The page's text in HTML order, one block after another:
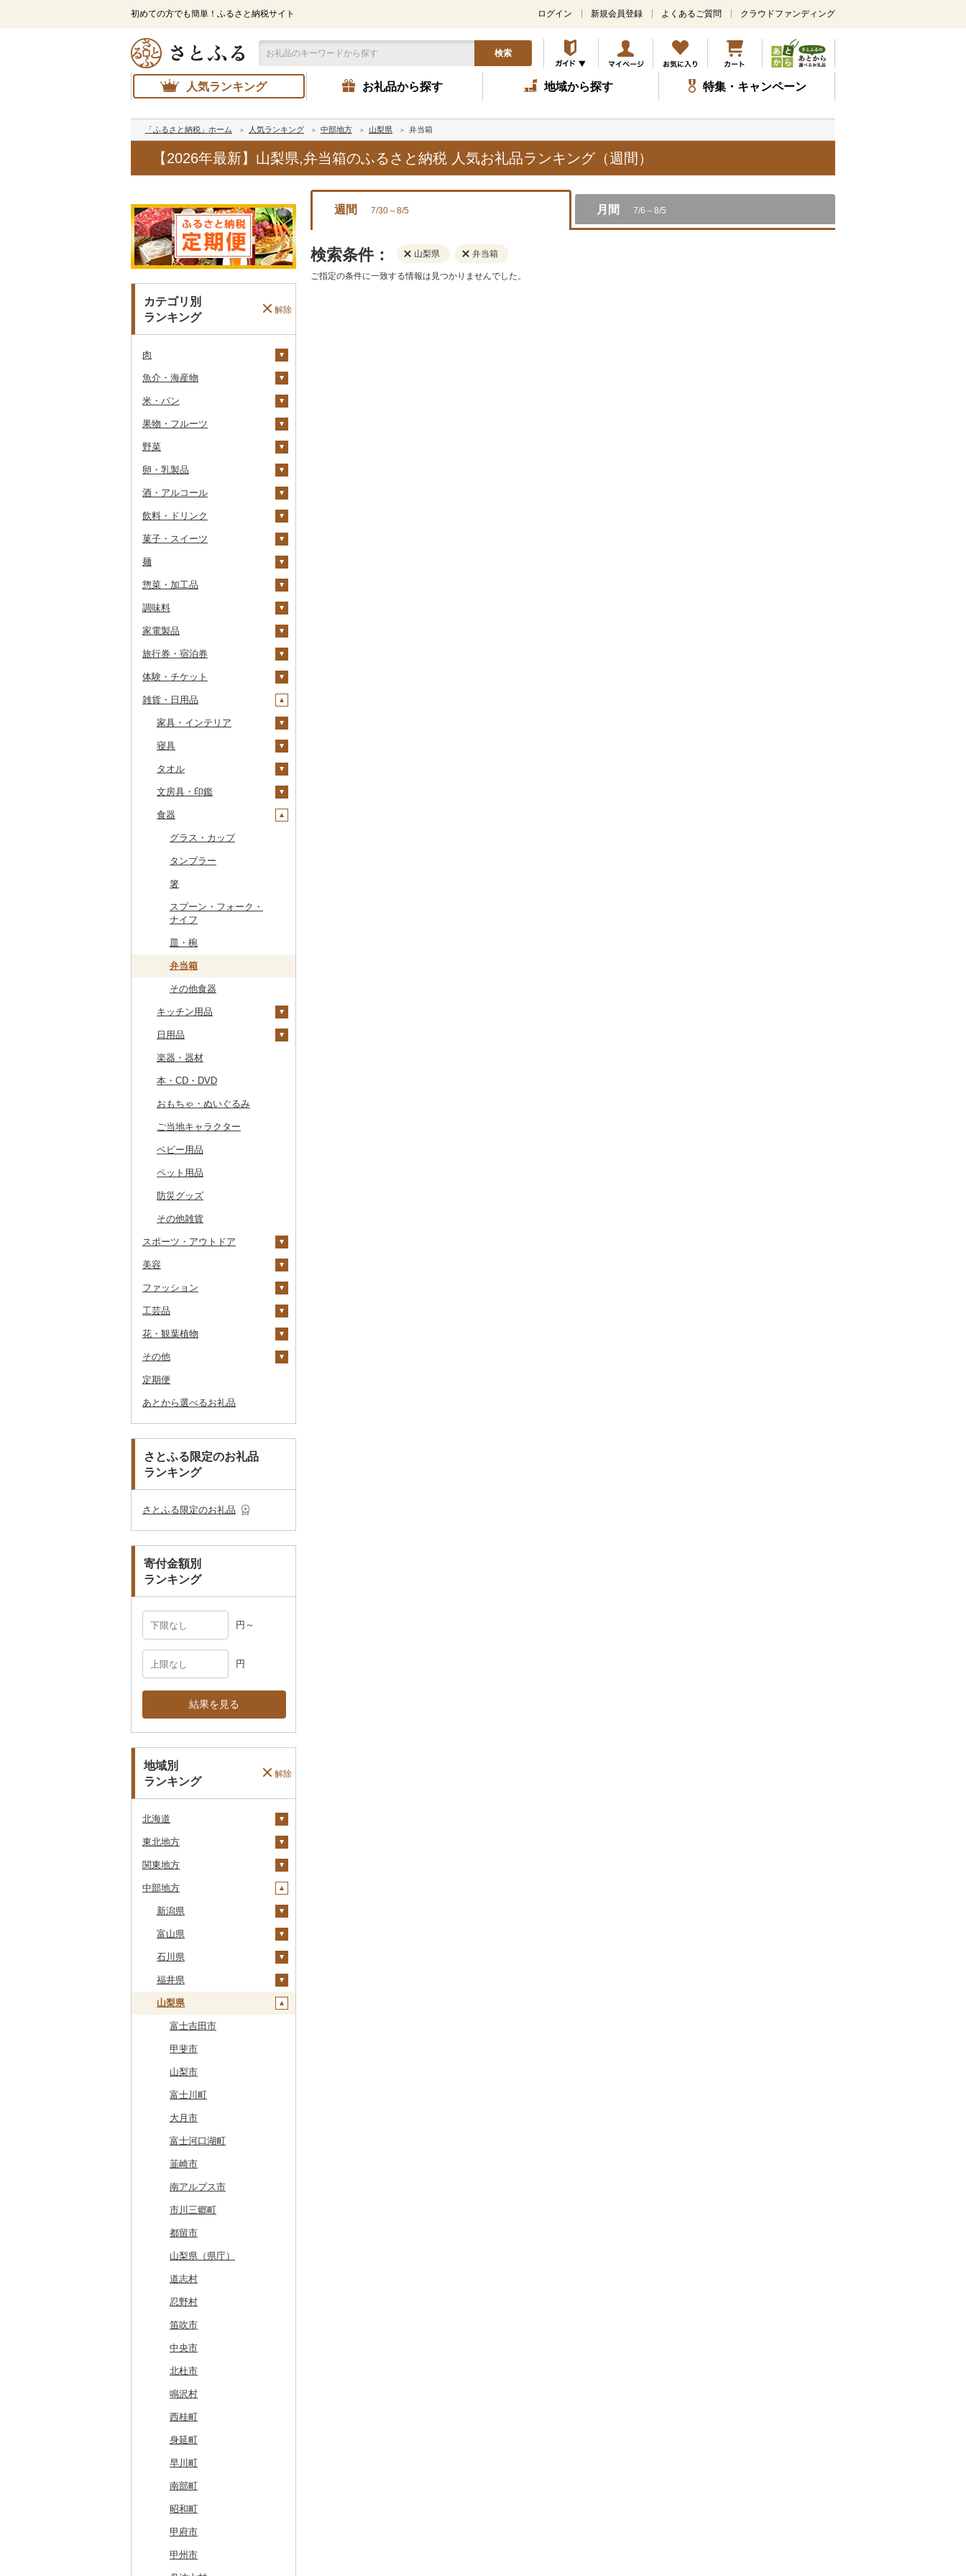
初めての方でも簡単！ふるさと納税サイト
メ
ン
コ
ン
テ
ツ
ッ
プ
ログイン 新規会員登録 よくあるご質問 クラウドファンディング
検索
人気ランキング お礼品から探す 地域から探す 特集・キャンペーン
「ふるさと納税」ホーム 人気ランキング 中部地方 山梨県 弁当箱
【2026年最新】山梨県,弁当箱のふるさと納税 人気お礼品ランキング（週間）
カテゴリ別
ランキング
解除
肉
牛肉（精肉）
ステーキ
すき焼き
焼肉
牛タン
和牛
黒毛和牛
仙台牛
米沢牛
山形牛
常陸牛
上州牛
飛騨牛
近江牛
神戸牛・神戸ビーフ
但馬牛
土佐あかうし
佐賀牛
長崎和牛
あか牛
宮崎牛
その他牛肉（精肉）
牛肉（加工品）
ハンバーグ
ローストビーフ
ビーフジャーキー
その他牛肉（加工品）
豚肉（精肉）
すき焼き
しゃぶしゃぶ
焼肉
アグー豚
豚肉（加工品）
ハンバーグ
もつ鍋
ハム
ソーセージ・ウインナ
鶏肉
鶏肉（精肉）
ハム・ソーセージ
唐揚げ
水炊き
地鶏
赤鶏さつま
その他鶏肉
鹿肉
馬肉
羊肉・ラム肉（ジンギス
魚介・海産物
カニ
ズワイガニ
毛ガニ
かにしゃぶ
その他カニ
エビ
ボタンエビ
伊勢海老
その他エビ
いくら
うに
明太子・たらこ
明太子
たらこ
その他魚卵
数の子
キャビア
その他魚卵
貝
鮑（アワビ）
牡蠣（カキ）
あさり
しじみ
サザエ
はまぐり
その他貝
鮮魚
鮭・サーモン
マグロ
イワシ
カツオ
金目鯛
クエ
くじら
サバ
さんま
鯛
のどぐろ
ふぐ
ブリ
ほっけ
イカ・タコ
イカ
タコ
海苔・海藻
海苔
わかめ
ひじき
その他海苔・海藻
干物
ししゃも
その他干物
その他魚介・加工品
しらす・ちりめん
かまぼこ・練り製品
その他魚介・加工品
米・パン
米
無洗米
玄米
金芽米
ゆめぴりか
コシヒカリ
はえぬき
さがびより
あきたこまち
ひとめぼれ
ミルキークィーン
ななつぼし
その他米
雑穀
餅
その他穀物加工品
パン
果物・フルーツ
ぶどう・マスカット
巨峰
ナガノパープル
ピオーネ
デラウェア
その他ぶどう・マスカ
いちご
りんご
もも
メロン
梨
和梨
洋梨・ラフランス
マンゴー
みかん・柑橘
みかん
レモン
不知火・デコポン
せとか
文旦
まどんな
ポンカン
その他柑橘
すいか
キウイ
柿（カキ）
ドライフルーツ
干し柿
干し芋
その他ドライフルーツ
その他果物
びわ
ブルーベリー
パイナップル
栗
その他果物
野菜
いも
じゃがいも
さつまいも
その他いも
トマト
フルーツトマト
ミニトマト
玉ねぎ
ねぎ
根菜
人参
大根
自然薯
レンコン
にんにく・生姜
その他根菜
アスパラガス
豆
きのこ
しいたけ
松茸
その他きのこ
その他野菜
山菜
かぼちゃ
茄子
レタス
その他野菜
卵・乳製品
卵
チーズ
ヨーグルト
バター
その他乳製品
酒・アルコール
ビール・発泡酒
ビール
地ビール・クラフトビ
日本酒
純米吟醸
大吟醸
吟醸
その他日本酒
芋焼酎
麦焼酎
米焼酎
黒糖焼酎
その他焼酎
梅酒
泡盛
ワイン
白ワイン
赤ワイン
シャンパン・スパーク
ウイスキー
リキュール・洋酒
甘酒
ノンアルコール
その他酒
飲料・ドリンク
水・ミネラルウォーター
飲料
コーヒー豆
粉
ドリップ
茶
飲料
茶葉・ティーバッグ
静岡茶
足柄茶
知覧茶
八女茶
その他茶
果汁飲料
りんごジュース
みかんジュース（オレ
紅茶
飲料
茶葉・ティーバッグ
その他飲料・ジュース
野菜ジュース
炭酸飲料
豆乳
その他飲料・ジュース
菓子・スイーツ
クッキー
焼き菓子
プリン
ゼリー
チョコレート
カステラ
アイス・ジェラート
その他洋菓子
煎餅・おかき
羊羹
饅頭
大福
その他和菓子
麺
ラーメン
うどん
そば
パスタ
ひやむぎ
そうめん
その他麺
惣菜・加工品
惣菜
餃子
シュウマイ
コロッケ
その他惣菜
カレー・シチュー
カレー
シチュー
鍋
肉
魚
その他鍋
ピザ
レトルト
スープ
豆腐・納豆
豆腐
納豆
漬物
梅干
キムチ
その他漬物
缶詰・瓶詰
肉
魚
果物
ジャム
その他缶詰・瓶詰
乾物
燻製（スモーク）
おせち
その他加工品
調味料
砂糖
塩
醤油
味噌
酢
だし
食用油
えごま油
オリーブオイル
ごま油
その他食用油
はちみつ
ドレッシング
その他調味料
みりん
ケチャップ
こしょう
家電製品
季節・空調家電
キッチン家電
照明器具
パソコン・周辺機器
TV・オーディオ・カメラ
美容・健康家電
カー用品
時計
その他家電
旅行券・宿泊券
旅行券
JTBふるさと旅行クー
（紙券）
その他旅行券
宿泊券
体験・チケット
PayPay商品券
食事券
温泉・サウナ・スパ利用
ゴルフプレー券
プレークーポン
その他のゴルフプレー
カタログギフト
その他体験・チケット
雑貨・日用品
家具・インテリア
タンス
机・テーブル
椅子・チェア・ソファ
その他家具・インテリ
寝具
布団
枕
毛布
タオルケット
その他寝具
タオル
泉州タオル
その他タオル
文房具・印鑑
ボールペン
ノート・ファイル
印鑑
その他文房具
食器
グラス・カップ
タンブラー
箸
スプーン・フォーク・
ナイフ
皿・椀
弁当箱
その他食器
キッチン用品
包丁
フライパン
鍋
まな板
土鍋
その他キッチン用品
日用品
洗剤
トイレットペーパー
ティッシュ
その他日用品
楽器・器材
本・CD・DVD
おもちゃ・ぬいぐるみ
ご当地キャラクター
ベビー用品
ペット用品
防災グッズ
その他雑貨
スポーツ・アウトドア
ゴルフ
ゴルフボール
ゴルフウェア
その他ゴルフ
釣り
サイクリング
アウトドア・キャンプ
その他スポーツ
その他スポーツ
美容
スキンケア
洗顔
その他スキンケア
シャンプー・リンス
石鹸・ボディーソープ
入浴剤
アロマ
プロテイン
その他美容
ファッション
鞄・バッグ
トートバッグ・ショル
ツケース
その他鞄・バッグ
洋服
女性・レディース
子供・ベビー
その他洋服
和服
靴・履物
靴・シューズ
スリッパ・下駄・草履
その他靴・履物
アクセサリー
ペンダント・ネックレ
ス
ピアス・イヤリング
その他アクセサリー
その他服飾小物
ショール・ストール
マフラー・手袋
工芸品
織物
本場奄美大島紬
陶器・漆器
唐津焼
備前焼
美濃焼
村上木彫堆朱
その他装飾品・工芸品
数珠
工芸品
播州そろばん
美濃和紙
花・観葉植物
観葉植物・苗木
花
胡蝶蘭
造花・プリザーブドフ
ラワー
その他花
盆栽・その他
その他
地域サービス
その他
定期便
あとから選べるお礼品
さとふる限定のお礼品
ランキング
さとふる限定のお礼品
寄付金額別
ランキング
円～
円
結果を見る
地域別
ランキング
解除
北海道
安平町
八雲町
鹿部町
江差町
白老町
せたな町
旭川市
森町
稚内市
標津町
清里町
北斗市
留萌市
白糠町
釧路町
名寄市
美唄市
厚岸町
南富良野町
上富良野町
和寒町
紋別市
乙部町
根室市
三笠市
東川町
厚真町
奥尻町
網走市
浦河町
広尾町
中札内村
東北地方
青森県
十和田市
大鰐町
南部町
五戸町
藤崎町
六ヶ所村
東北町
三戸町
東通村
黒石市
おいらせ町
鶴田町
階上町
深浦町
青森市
田子町
新郷村
横浜町
野辺地町
佐井村
六戸町
五所川原市
平川市
蓬田村
中泊町
外ヶ浜町
つがる市
弘前市
鰺ヶ沢町
むつ市
岩手県
宮古市
軽米町
岩手町
矢巾町
釜石市
野田村
普代村
一戸町
陸前高田市
紫波町
滝沢市
住田町
葛巻町
花巻市
岩泉町
田野畑村
盛岡市
遠野市
奥州市
雫石町
岩手県（県庁）
一関市
久慈市
西和賀町
北上市
平泉町
洋野町
大船渡市
山田町
宮城県
柴田町
色麻町
丸森町
大衡村
加美町
利府町
白石市
登米市
山元町
名取市
川崎町
村田町
栗原市
富谷市
岩沼市
七ヶ宿町
大崎市
塩竈市
石巻市
多賀城市
宮城県（県庁）
亘理町
蔵王町
女川町
気仙沼市
美里町
松島町
大和町
秋田県
大潟村
横手市
能代市
小坂町
仙北市
井川町
潟上市
三種町
藤里町
湯沢市
大館市
由利本荘市
にかほ市
羽後町
秋田県（県庁）
秋田市
男鹿市
美郷町
東成瀬村
五城目町
北秋田市
八峰町
鹿角市
大仙市
八郎潟町
山形県
村山市
尾花沢市
上山市
河北町
酒田市
新庄市
長井市
小国町
南陽市
中山町
庄内町
大石田町
川西町
鶴岡市
山形県（県庁）
金山町
東根市
飯豊町
鮭川村
大蔵村
山辺町
戸沢村
舟形町
最上町
真室川町
寒河江市
福島県
天栄村
広野町
鏡石町
須賀川市
小野町
棚倉町
古殿町
昭和村
下郷町
西郷村
二本松市
猪苗代町
川俣町
郡山市
西会津町
玉川村
いわき市
南会津町
田村市
磐梯町
三春町
本宮市
柳津町
鮫川村
福島市
関東地方
茨城県
土浦市
取手市
つくば市
稲敷市
潮来市
五霞町
北茨城市
境町
かすみがうら市
牛久市
常陸太田市
つくばみらい市
下妻市
茨城町
神栖市
常総市
東海村
美浦村
大洗町
河内町
ひたちなか市
龍ケ崎市
守谷市
常陸大宮市
笠間市
行方市
結城市
城里町
水戸市
栃木県
那須塩原市
市貝町
塩谷町
上三川町
佐野市
真岡市
高根沢町
大田原市
栃木市
日光市
小山市
宇都宮市
栃木県（県庁）
那珂川町
茂木町
那須烏山市
矢板市
さくら市
足利市
那須町
鹿沼市
下野市
益子町
芳賀町
野木町
群馬県
榛東村
下仁田町
玉村町
安中市
川場村
昭和村
甘楽町
明和町
沼田市
桐生市
吉岡町
太田市
高山村
みどり市
千代田町
みなかみ町
片品村
富岡市
館林市
伊勢崎市
東吾妻町
前橋市
藤岡市
邑楽町
板倉町
嬬恋村
草津町
埼玉県
春日部市
蕨市
戸田市
毛呂山町
久喜市
ふじみ野市
川島町
上里町
川口市
飯能市
長瀞町
羽生市
小鹿野町
坂戸市
鳩山町
埼玉県（県庁）
神川町
東秩父村
横瀬町
三芳町
幸手市
日高市
蓮田市
川越市
宮代町
吉見町
千葉県
勝浦市
袖ケ浦市
我孫子市
長柄町
芝山町
八千代市
横芝光町
多古町
白子町
栄町
香取市
習志野市
銚子市
君津市
旭市
南房総市
八街市
東金市
九十九里町
いすみ市
東庄町
館山市
大網白里市
一宮町
佐倉市
東京都
八王子市
日野市
昭島市
武蔵村山市
葛飾区
小金井市
墨田区
東久留米市
利島村
瑞穂町
大島町
府中市
国分寺市
東村山市
中央区
あきる野市
中野区
荒川区
北区
多摩市
稲城市
世田谷区
日の出町
板橋区
神奈川県
南足柄市
松田町
大井町
中井町
愛川町
山北町
真鶴町
清川村
開成町
藤沢市
神奈川県（県庁）
鎌倉市
大和市
伊勢原市
小田原市
湯河原町
秦野市
綾瀬市
横須賀市
三浦市
大磯町
箱根町
横浜市
中部地方
新潟県
十日町市
弥彦村
阿賀町
出雲崎町
魚沼市
佐渡市
燕市
南魚沼市
関川村
新発田市
加茂市
小千谷市
田上町
五泉市
三条市
見附市
糸魚川市
胎内市
上越市
阿賀野市
津南町
新潟県（県庁）
柏崎市
村上市
妙高市
聖籠町
刈羽村
湯沢町
富山県
射水市
氷見市
朝日町
高岡市
魚津市
砺波市
入善町
黒部市
立山町
富山県（県庁）
小矢部市
滑川市
富山市
南砺市
石川県
羽咋市
七尾市
白山市
穴水町
輪島市
中能登町
石川県（県庁）
野々市市
能登町
能美市
津幡町
宝達志水町
金沢市
内灘町
かほく市
小松市
志賀町
加賀市
福井県
美浜町
小浜市
越前町
若狭町
鯖江市
高浜町
勝山市
福井県（県庁）
越前市
坂井市
あわら市
福井市
大野市
敦賀市
おおい町
永平寺町
山梨県
富士吉田市
甲斐市
山梨市
富士川町
大月市
富士河口湖町
韮崎市
南アルプス市
市川三郷町
都留市
山梨県（県庁）
道志村
忍野村
笛吹市
中央市
北杜市
鳴沢村
西桂町
身延町
早川町
南部町
昭和町
甲府市
甲州市
週間 7/30～8/5 月間 7/6～8/5
検索条件： 山梨県 弁当箱
ご指定の条件に一致する情報は見つかりませんでした。